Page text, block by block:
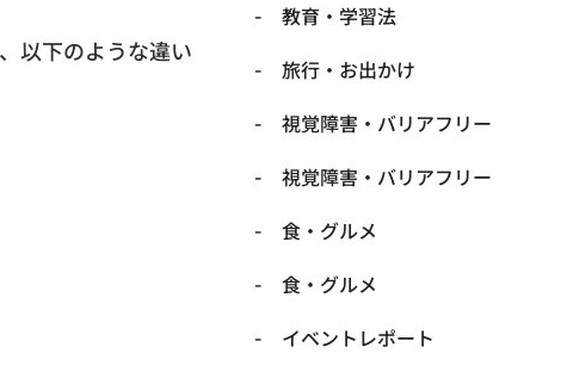
以下のような違い
​教育・学習法
​旅行・お出かけ
​視覚障害・バリアフリー
​視覚障害・バリアフリー
​食・グルメ
​食・グルメ
イベントレポート